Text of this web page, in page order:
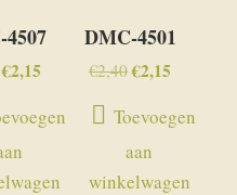
Oorspronkelijke
was:
€2,40.
€2,15 Huidige
is:
DMC-4501
€2,40
was:
€2,40.
€2,15
is:
Toevoegen
aan
winkelwagen